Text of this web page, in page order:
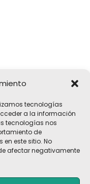
tecnologías
a la información
tecnologías nos
de
este sitio. No
afectar negativamente
S.L | Powered by